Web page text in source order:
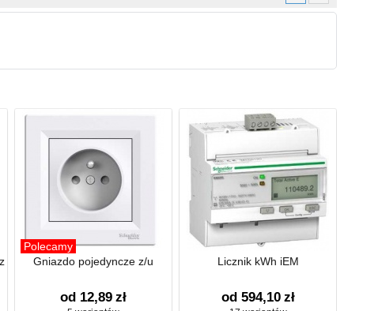
Polecamy
Gniazdo pojedyncze z/u
od 12,89 zł
Licznik kWh iEM
od 594,10 zł